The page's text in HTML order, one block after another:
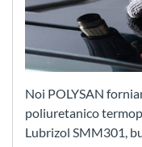
Noi POLYSAN
poliuretanico
Lubrizol SMM301,